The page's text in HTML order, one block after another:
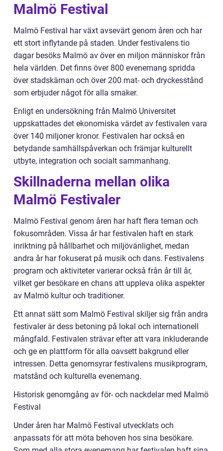
Malmö Festival
Malmö Festival har växt avsevärt genom åren och har
ett stort inflytande på staden. Under festivalens tio
dagar besöks Malmö av över en miljon människor från
hela världen. Det finns över 800 evenemang spridda
över stadskärnan och över 200 mat- och dryckesstånd
som erbjuder något för alla smaker.
Enligt en undersökning från Malmö Universitet
uppskattades det ekonomiska värdet av festivalen vara
över 140 miljoner kronor. Festivalen har också en
betydande samhällspåverkan och främjar kulturellt
utbyte, integration och socialt sammanhang.
Skillnaderna mellan olika
Malmö Festivaler
Malmö Festival genom åren har haft flera teman och
fokusområden. Vissa år har festivalen haft en stark
inriktning på hållbarhet och miljövänlighet, medan
andra år har fokuserat på musik och dans. Festivalens
program och aktiviteter varierar också från år till år,
vilket ger besökare en chans att uppleva olika aspekter
av Malmö kultur och traditioner.
Ett annat sätt som Malmö Festival skiljer sig från andra
festivaler är dess betoning på lokal och internationell
mångfald. Festivalen strävar efter att vara inkluderande
och ge en plattform för alla oavsett bakgrund eller
intressen. Detta genomsyrar festivalens musikprogram,
matstånd och kulturella evenemang.
Historisk genomgång av för- och nackdelar med Malmö
Festival
Under åren har Malmö Festival utvecklats och
anpassats för att möta behoven hos sina besökare.